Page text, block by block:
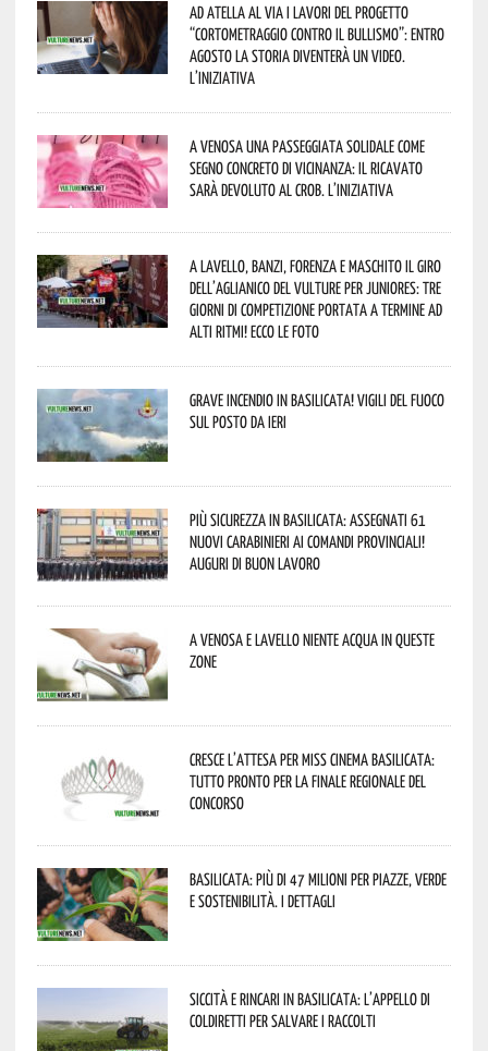
Ad Atella al via i lavori del progetto
“Cortometraggio contro il bullismo”: entro
agosto la storia diventerà un video.
L’iniziativa
A Venosa una passeggiata solidale come
segno concreto di vicinanza: il ricavato
sarà devoluto al CROB. L’iniziativa
A Lavello, Banzi, Forenza e Maschito il Giro
dell’Aglianico del Vulture per juniores: tre
giorni di competizione portata a termine ad
alti ritmi! Ecco le foto
Grave incendio in Basilicata! Vigili del fuoco
sul posto da ieri
Più sicurezza in Basilicata: assegnati 61
nuovi Carabinieri ai Comandi provinciali!
Auguri di buon lavoro
A Venosa e Lavello niente acqua in queste
zone
Cresce l’attesa per Miss Cinema Basilicata:
tutto pronto per la finale regionale del
concorso
Basilicata: più di 47 milioni per piazze, verde
e sostenibilità. I dettagli
Siccità e rincari in Basilicata: l’appello di
Coldiretti per salvare i raccolti